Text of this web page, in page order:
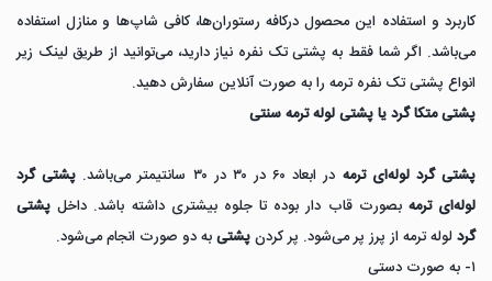
کاربرد و استفاده این محصول درکافه رستوران‌ها، کافی شاپ‌ها و منازل استفاده
می‌باشد. اگر شما فقط به پشتی تک نفره نیاز دارید، می‌توانید از طریق لینک زیر
انواع پشتی تک نفره ترمه را به صورت آنلاین سفارش دهید.
پشتی متکا گرد یا پشتی لوله ترمه سنتی
پشتی گرد لوله‌ای ترمه در ابعاد ۶۰ در ۳۰ در ۳۰ سانتیمتر می‌باشد.
پشتی گرد
لوله‌ای ترمه بصورت قاب دار بوده تا جلوه بیشتری داشته باشد. داخل پشتی
گرد لوله ترمه از پرز پر می‌شود. پر کردنپشتیبه دو صورت انجام می‌شود.
۱- به صورت دستی